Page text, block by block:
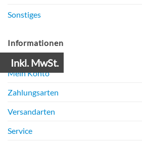
Inkl. MwSt.
Sonstiges
Informationen
Mein Konto
Zahlungsarten
Versandarten
Service